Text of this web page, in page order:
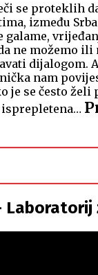
se proteklih
između
galame,
ne možemo ili
dijalogom.
nam
je se često želi
isprepletena…